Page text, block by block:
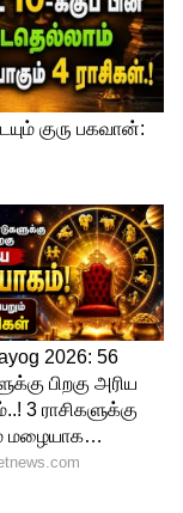
என்ன?
இருந்த
9,939